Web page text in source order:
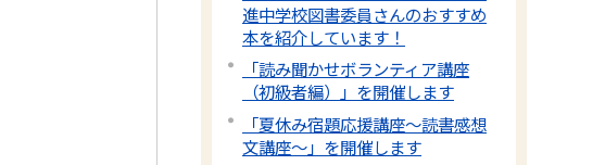
進中学校図書委員さんのおすすめ
本を紹介しています！
「読み聞かせボランティア講座
（初級者編）」を開催します
「夏休み宿題応援講座～読書感想
文講座～」を開催します